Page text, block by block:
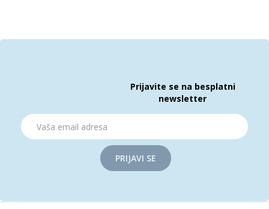
Prijavite se na besplatni
newsletter
PRIJAVI SE